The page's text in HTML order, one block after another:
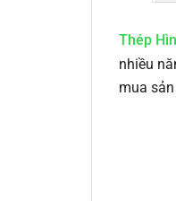
Thép
nhiều
mua